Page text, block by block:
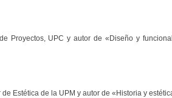
Proyectos, UPC y autor de «Diseño y
Estética de la UPM y autor de «Historia y